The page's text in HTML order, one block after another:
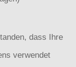
dass Ihre
verwendet